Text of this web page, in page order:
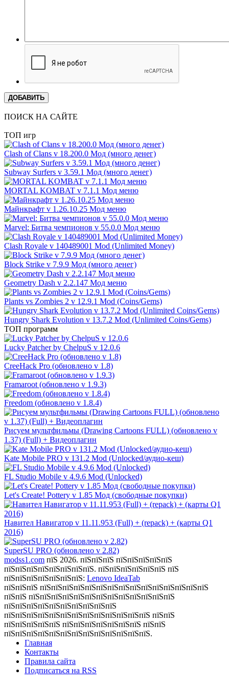
ДОБАВИТЬ
ПОИСК НА САЙТЕ
ТОП игр
Clash of Clans v 18.200.0 Мод (много денег)
Subway Surfers v 3.59.1 Мод (много денег)
MORTAL KOMBAT v 7.1.1 Мод меню
Майнкрафт v 1.26.10.25 Мод меню
Marvel: Битва чемпионов v 55.0.0 Мод меню
Clash Royale v 140489001 Mod (Unlimited Money)
Block Strike v 7.9.9 Мод (много денег)
Geometry Dash v 2.2.147 Мод меню
Plants vs Zombies 2 v 12.9.1 Mod (Coins/Gems)
Hungry Shark Evolution v 13.7.2 Mod (Unlimited Coins/Gems)
ТОП программ
Lucky Patcher by ChelpuS v 12.0.6
CreeHack Pro (обновлено v 1.8)
Framaroot (обновлено v 1.9.3)
Freedom (обновлено v 1.8.4)
Рисуем мультфильмы (Drawing Cartoons FULL) (обновлено v
1.37) (Full) + Видеоплагин
Kate Mobile PRO v 131.2 Mod (Unlocked/аудио-кеш)
FL Studio Mobile v 4.9.6 Mod (Unlocked)
Let's Create! Pottery v 1.85 Мод (свободные покупки)
Навител Навигатор v 11.11.953 (Full) + (repack) + (карты Q1
2016)
SuperSU PRO (обновлено v 2.82)
modss1.com пїЅ 2026. пїЅпїЅпїЅ пїЅпїЅпїЅпїЅпїЅ
пїЅпїЅпїЅпїЅпїЅпїЅпїЅпїЅ. пїЅпїЅпїЅпїЅпїЅпїЅ пїЅ
пїЅпїЅпїЅпїЅпїЅпїЅпїЅ: Lenovo IdeaTab
пїЅпїЅпїЅ пїЅпїЅпїЅпїЅпїЅпїЅпїЅпїЅпїЅпїЅпїЅпїЅпїЅпїЅпїЅ
пїЅпїЅ пїЅпїЅпїЅпїЅпїЅпїЅпїЅпїЅпїЅпїЅпїЅпїЅпїЅ
пїЅпїЅпїЅпїЅпїЅпїЅпїЅпїЅпїЅпїЅ
пїЅпїЅпїЅпїЅпїЅпїЅпїЅпїЅпїЅпїЅпїЅпїЅпїЅ пїЅпїЅ
пїЅпїЅпїЅпїЅпїЅ пїЅпїЅпїЅпїЅпїЅпїЅпїЅ пїЅпїЅ
пїЅпїЅпїЅпїЅпїЅпїЅпїЅпїЅпїЅпїЅпїЅпїЅпїЅ.
Главная
Контакты
Правила сайта
Подписаться на RSS